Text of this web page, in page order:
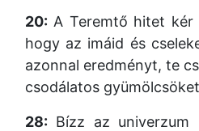
20: A Teremtő hitet kér
hogy az imáid és
azonnal eredményt, te
csodálatos
28: Bízz az univerzum